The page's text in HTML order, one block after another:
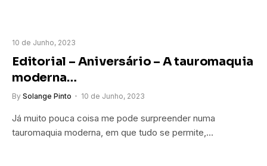
10 de Junho, 2023
Editorial – Aniversário – A tauromaquia
moderna…
By Solange Pinto 10 de Junho, 2023
Já muito pouca coisa me pode surpreender numa
tauromaquia moderna, em que tudo se permite,…